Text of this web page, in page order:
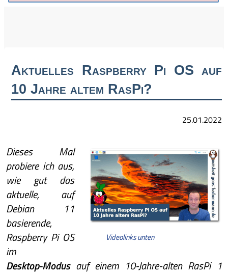
Aktuelles Raspberry Pi OS auf
10 Jahre altem RasPi?
25.01.2022
Videolinks unten
Dieses Mal
probiere ich aus,
wie gut das
aktuelle, auf
Debian 11
basierende,
Raspberry Pi OS
im
Desktop-Modusauf einem 10-Jahre-alten RasPi 1